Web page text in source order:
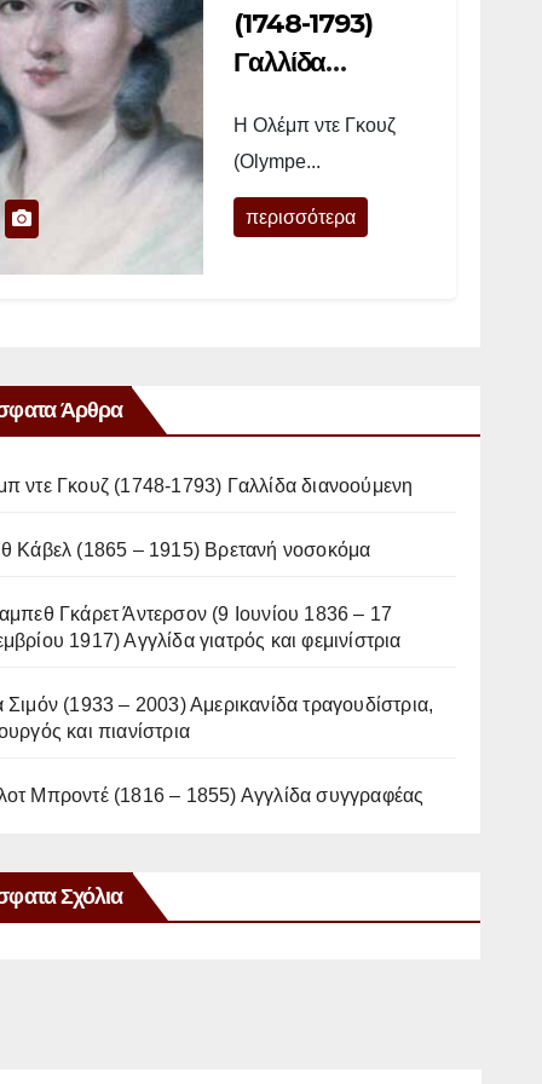
(1748-1793)
Γαλλίδα
Η Ολέμπ ντε Γκουζ
(Olympe...
περισσότερα
Άρθρα
ντε Γκουζ (1748-1793) Γαλλίδα διανοούμενη
Κάβελ (1865 – 1915) Βρετανή νοσοκόμα
Γκάρετ Άντερσον (9 Ιουνίου 1836 – 17
1917) Αγγλίδα γιατρός και φεμινίστρια
Σιμόν (1933 – 2003) Αμερικανίδα τραγουδίστρια,
και πιανίστρια
Μπροντέ (1816 – 1855) Αγγλίδα συγγραφέας
Σχόλια